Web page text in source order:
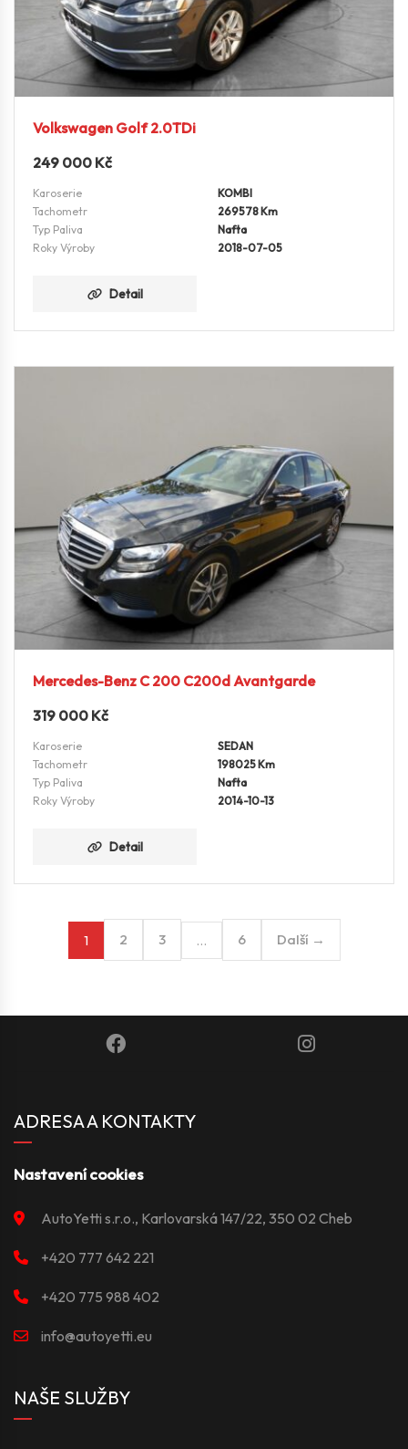
Volkswagen Golf 2.0TDi
249 000 Kč
Karoserie
KOMBI
Tachometr
269578 Km
Typ Paliva
Nafta
Roky Výroby
2018-07-05
Detail
Mercedes-Benz C 200 C200d Avantgarde
319 000 Kč
Karoserie
SEDAN
Tachometr
198025 Km
Typ Paliva
Nafta
Roky Výroby
2014-10-13
Detail
1 2 3 … 6 Další →
ADRESA A KONTAKTY
Nastavení cookies
AutoYetti s.r.o., Karlovarská 147/22, 350 02 Cheb
+420 777 642 221
+420 775 988 402
info@autoyetti.eu
NAŠE SLUŽBY